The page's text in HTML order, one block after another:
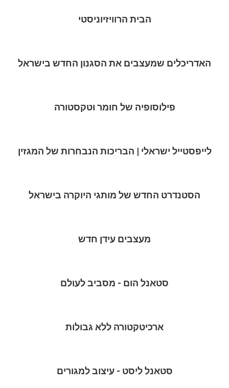
הבית הרוויזיוניסטי
האדריכלים שמעצבים את הסגנון החדש בישראל
פילוסופיה של חומר וטקסטורה
לייפסטייל ישראלי | הבריכות הנבחרות של המגזין
הסטנדרט החדש של מותגי היוקרה בישראל
מעצבים עידן חדש
סטאנל הום - מסביב לעולם
ארכיטקטורה ללא גבולות
סטאנל ליסט - עיצוב למגורים